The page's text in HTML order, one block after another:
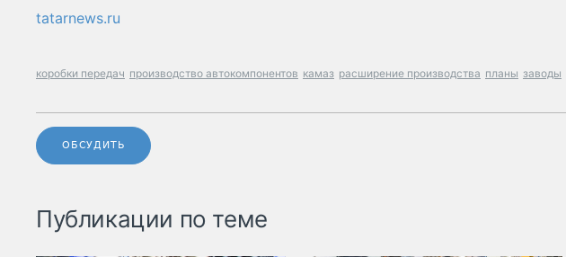
tatarnews.ru
коробки передач производство автокомпонентов камаз расширение производства планы заводы
ОБСУДИТЬ
Публикации по теме